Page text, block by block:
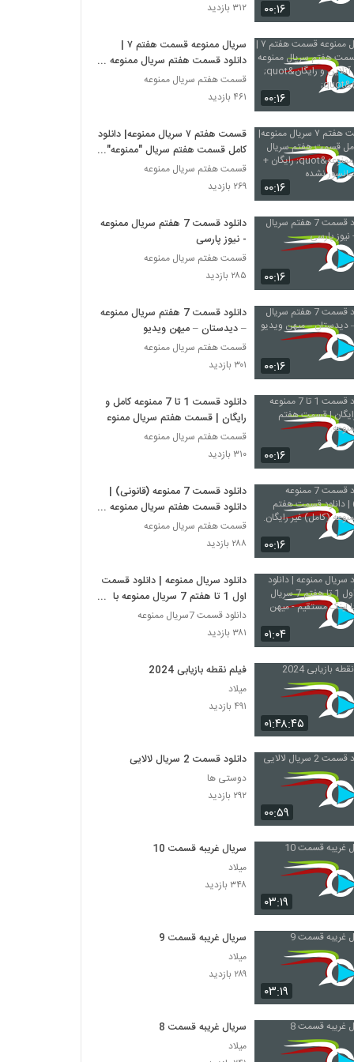
دانلود رایگان فیلم هزارپا رضا عطاران
دانلود قسمت هفتم فصل دوم ممنوعه(سریال)
(قانونی) | قسمت 7 فصل 2 ممنوعه(online)
۴,۵۰۲ بازدید
دانلود قسمت ششم نهنگ آبی (کامل)(سریال)|
دانلود قسمت 6 سریال نهنگ آبی (online)
۳,۸۸۸ بازدید
دانلود قسمت 7 نهنگ آبی (قانونی)(کامل) |
۱۲,۸۴۵ بازدید
دانلود قسمت 7 نهنگ آبی (قانونی)(کامل) |
دانلود قسمت هفتم سریال نهنگ آبی (online)
۲,۸۹۹ بازدید
قسمت 3 سریال مانکن(سریال)(کامل) | دانلود
قسمت سوم مانکن
۰۰:۱۶
۳۱۲ بازدید
۰۰:۱۶
سریال ممنوعه قسمت هفتم ۷ |
دانلود قسمت هفتم سریال ممنوعه با
پخش آنلاین و رایگان"(قانونی)"
قسمت هفتم سریال ممنوعه
۴۶۱ بازدید
۰۰:۱۶
قسمت هفتم ۷ سریال ممنوعه| دانلود
کامل قسمت هفتم سریال "ممنوعه"
رایگان + قسمت سانسور نشده
قسمت هفتم سریال ممنوعه
۲۶۹ بازدید
۰۰:۱۶
دانلود قسمت 7 هفتم سریال ممنوعه
- نیوز پارسی
قسمت هفتم سریال ممنوعه
۲۸۵ بازدید
۰۰:۱۶
دانلود قسمت 7 هفتم سریال ممنوعه
– دیدستان – میهن ویدیو
قسمت هفتم سریال ممنوعه
۳۰۱ بازدید
۰۰:۱۶
دانلود قسمت 1 تا 7 ممنوعه کامل و
رایگان | قسمت هفتم سریال ممنوعه.
قسمت هفتم سریال ممنوعه
۳۱۰ بازدید
۰۰:۱۶
دانلود قسمت 7 ممنوعه (قانونی) |
دانلود قسمت هفتم سریال ممنوعه
(کامل) غیر رایگان.
قسمت هفتم سریال ممنوعه
۲۸۸ بازدید
۰۱:۰۴
دانلود سریال ممنوعه | دانلود قسمت
اول 1 تا هفتم 7 سریال ممنوعه با
لینک مستقیم - میهن ویدیو
دانلود قسمت 7سریال ممنوعه
۳۸۱ بازدید
۰۱:۴۸:۴۵
فیلم نقطه بازیابی 2024
میلاد
۴۹۱ بازدید
۰۰:۵۹
دانلود قسمت 2 سریال لالایی
دوستی ها
۲۹۲ بازدید
۰۳:۱۹
سریال غریبه قسمت 10
میلاد
۳۴۸ بازدید
۰۳:۱۹
سریال غریبه قسمت 9
میلاد
۲۸۹ بازدید
سریال غریبه قسمت 8
میلاد